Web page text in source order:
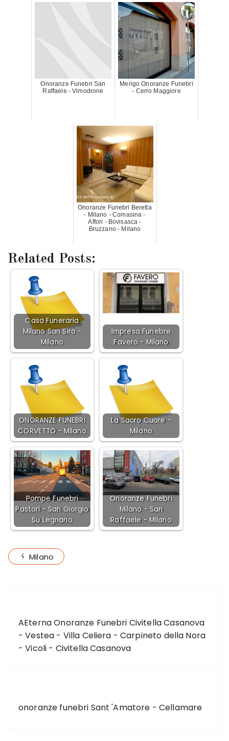
Onoranze Funebri San
Raffaele - Vimodrone
Merigo Onoranze Funebri
- Cerro Maggiore
Onoranze Funebri Beretta
- Milano - Comasina -
Affori - Bovisasca -
Bruzzano - Milano
Related Posts:
Casa Funeraria
Milano San Siro -
Milano
Impresa Funebre
Favero - Milano
ONORANZE FUNEBRI
CORVETTO - Milano
La Sacro Cuore -
Milano
Pompe Funebri
Pastori - San Giorgio
Su Legnano
Onoranze Funebri
Milano - San
Raffaele - Milano
Milano
AEterna Onoranze Funebri Civitella Casanova
- Vestea - Villa Celiera - Carpineto della Nora
- Vicoli - Civitella Casanova
onoranze funebri Sant 'Amatore - Cellamare